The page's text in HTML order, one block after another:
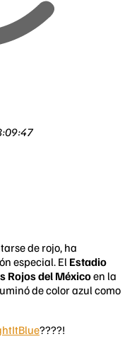
de rojo, ha
especial. El Estadio
Rojos del Méxicoen la
de color azul como
????!